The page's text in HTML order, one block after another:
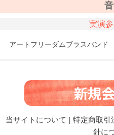
実演
アートフリーダムブラスバンド
当サイトについて | 特定商取引
針に